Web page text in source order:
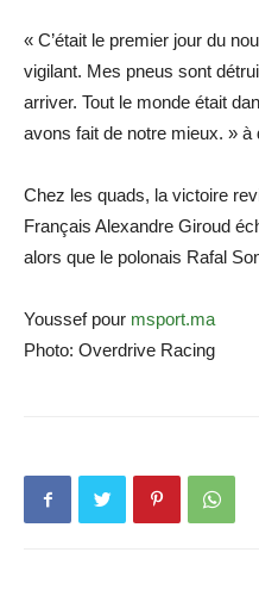
« C’était le premier jour du
vigilant. Mes pneus sont
arriver. Tout le monde était
avons fait de notre mieux. » à
Chez les quads, la victoire
Français Alexandre Giroud
alors que le polonais Rafal
Youssef pour msport.ma
Photo: Overdrive Racing